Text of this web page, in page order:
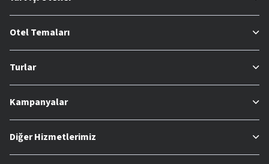
Otel Temaları
Turlar
Kampanyalar
Diğer Hizmetlerimiz